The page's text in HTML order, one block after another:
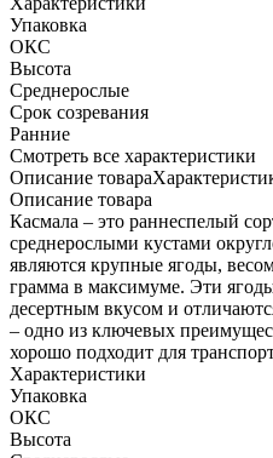
Упаковка
ОКС
Высота
Среднерослые
Срок созревания
Ранние
Cмотреть все характеристики
Описание товара
Описание товара
Касмала – это раннеспелый
среднерослыми кустами
являются крупные ягоды,
грамма в максимуме. Эти
десертным вкусом и
– одно из ключевых
хорошо подходит для
Характеристики
Упаковка
ОКС
Высота